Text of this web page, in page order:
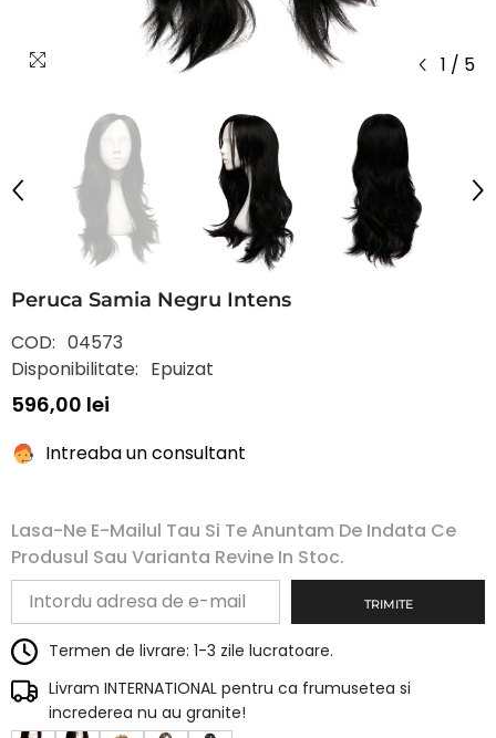
1 / 5
Peruca Samia Negru Intens
COD: 04573
Disponibilitate: Epuizat
596,00 lei
Intreaba un consultant
Lasa-Ne E-Mailul Tau Si Te Anuntam De Indata Ce
Produsul Sau Varianta Revine In Stoc.
TRIMITE
Termen de livrare: 1-3 zile lucratoare.
Livram INTERNATIONAL pentru ca frumusetea si
increderea nu au granite!